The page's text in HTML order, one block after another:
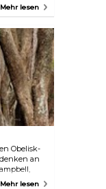
Dorf ist
Minute
und
Mehr lesen
Obelisk-
an
Mehr lesen